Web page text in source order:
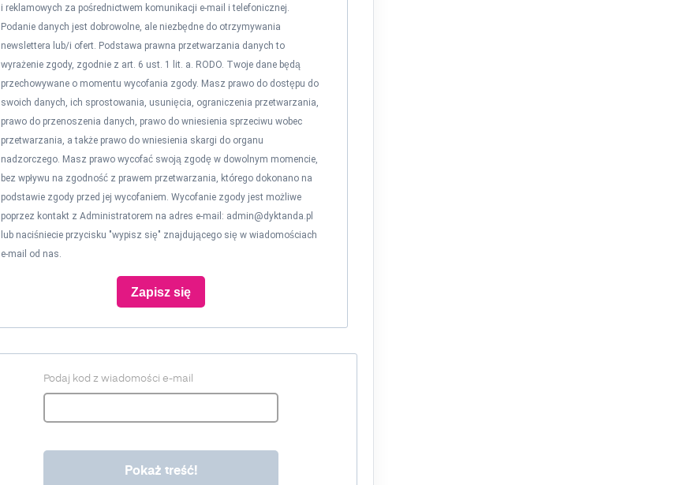
i reklamowych za pośrednictwem komunikacji e-mail i telefonicznej.
Podanie danych jest dobrowolne, ale niezbędne do otrzymywania
newslettera lub/i ofert. Podstawa prawna przetwarzania danych to
wyrażenie zgody, zgodnie z art. 6 ust. 1 lit. a. RODO. Twoje dane będą
przechowywane o momentu wycofania zgody. Masz prawo do dostępu do
swoich danych, ich sprostowania, usunięcia, ograniczenia przetwarzania,
prawo do przenoszenia danych, prawo do wniesienia sprzeciwu wobec
przetwarzania, a także prawo do wniesienia skargi do organu
nadzorczego. Masz prawo wycofać swoją zgodę w dowolnym momencie,
bez wpływu na zgodność z prawem przetwarzania, którego dokonano na
podstawie zgody przed jej wycofaniem. Wycofanie zgody jest możliwe
poprzez kontakt z Administratorem na adres e-mail: admin@dyktanda.pl
lub naciśniecie przycisku "wypisz się" znajdującego się w wiadomościach
e-mail od nas.
Zapisz się
Podaj kod z wiadomości e-mail